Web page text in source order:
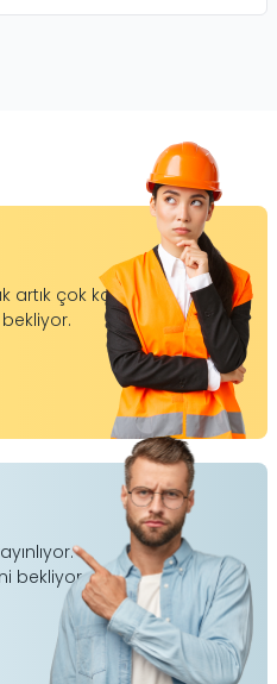
artık çok kolay.
bekliyor.